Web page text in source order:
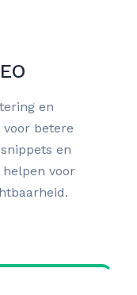
en
voor betere
en
voor